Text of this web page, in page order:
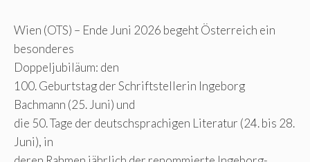
Wien (OTS) – Ende Juni 2026 begeht Österreich ein
besonderes
Doppeljubiläum: den
100. Geburtstag der Schriftstellerin Ingeborg
Bachmann (25. Juni) und
die 50. Tage der deutschsprachigen Literatur (24. bis 28.
Juni), in